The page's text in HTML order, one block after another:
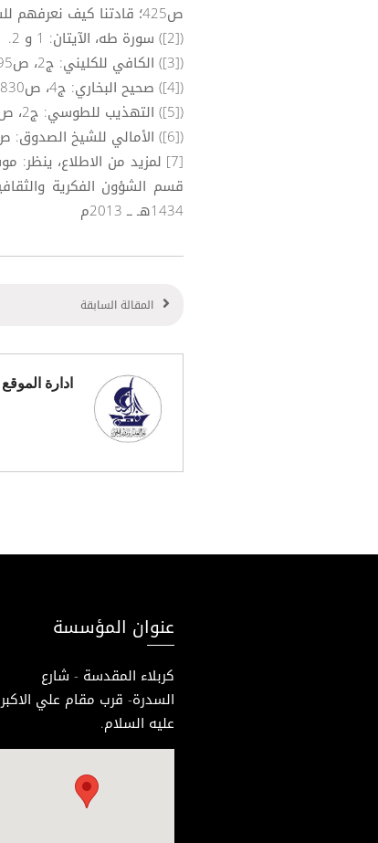
ص425؛ قادتنا كيف نعرفهم للسيد الميلاني: ج5، ص391.
([2]) سورة طه، الآيتان: 1 و 2.
([3]) الكافي للكليني: ج2، ص95.
([4]) صحيح البخاري: ج4، ص1830، ح4557.
([5]) التهذيب للطوسي: ج2، ص4، ح3.
([6]) الأمالي للشيخ الصدوق: ص724.
1434هـ ــ 2013م
المقالة السابقة
ادارة الموقع
عنوان المؤسسة
كربلاء المقدسة - شارع
السدرة- قرب مقام علي الاكبر
عليه السلام.